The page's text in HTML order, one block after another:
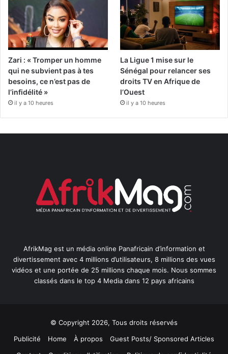
Zari : « Tromper un homme
qui ne subvient pas à tes
besoins, ce n’est pas de
l’infidélité »
il y a 10 heures
La Ligue 1 mise sur le
Sénégal pour relancer ses
droits TV en Afrique de
l’Ouest
il y a 10 heures
AfrikMag est un média online Panafricain d’information et
divertissement avec 4 millions d’utilisateurs, 8 millions des vues
vidéos et une portée de 25 millions chaque mois. Nous sommes
classés dans le top 4 Media dans 12 pays africains
© Copyright 2026, Tous droits réservés
Publicité
Home À propos
Guest Posts/ Sponsored Articles